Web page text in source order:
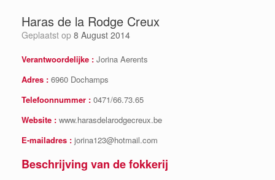
Haras de la Rodge Creux
Geplaatst op 8 August 2014
Verantwoordelijke : Jorina Aerents
Adres : 6960 Dochamps
Telefoonnummer : 0471/66.73.65
Website : www.harasdelarodgecreux.be
E-mailadres : jorina123@hotmail.com
Beschrijving van de fokkerij